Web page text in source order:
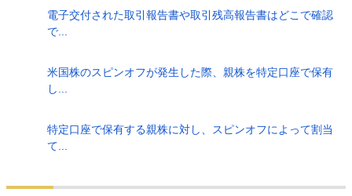
電子交付された取引報告書や取引残高報告書はどこで確認
で...
米国株のスピンオフが発生した際、親株を特定口座で保有
し...
特定口座で保有する親株に対し、スピンオフによって割当
て...